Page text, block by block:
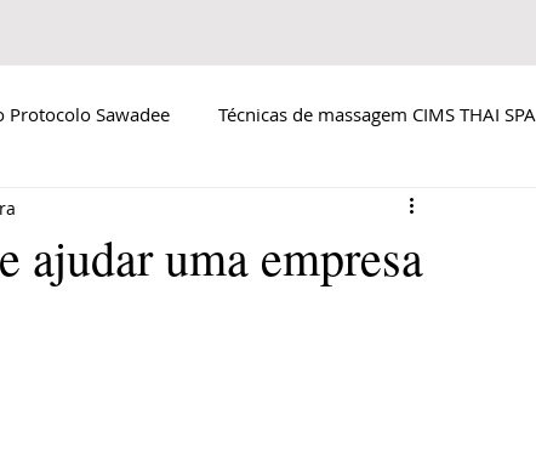
Protocolo Sawadee Técnicas de massagem CIMS THAI SPA
ajudar uma empresa